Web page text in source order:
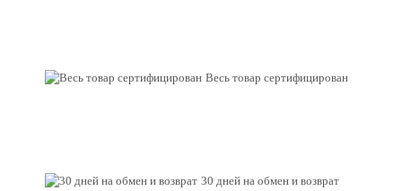
Весь товар сертифицирован
30 дней на обмен и возврат